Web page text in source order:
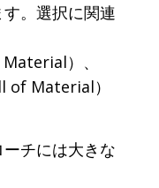
。選択に関連
）、
of Material）
チには大きな